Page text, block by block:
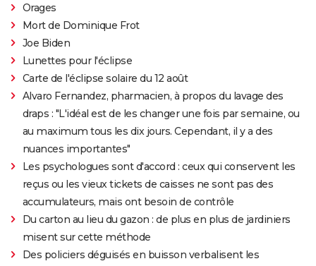
Orages
Mort de Dominique Frot
Joe Biden
Lunettes pour l'éclipse
Carte de l'éclipse solaire du 12 août
Alvaro Fernandez, pharmacien, à propos du lavage des
draps : "L'idéal est de les changer une fois par semaine, ou
au maximum tous les dix jours. Cependant, il y a des
nuances importantes"
Les psychologues sont d'accord : ceux qui conservent les
reçus ou les vieux tickets de caisses ne sont pas des
accumulateurs, mais ont besoin de contrôle
Du carton au lieu du gazon : de plus en plus de jardiniers
misent sur cette méthode
Des policiers déguisés en buisson verbalisent les